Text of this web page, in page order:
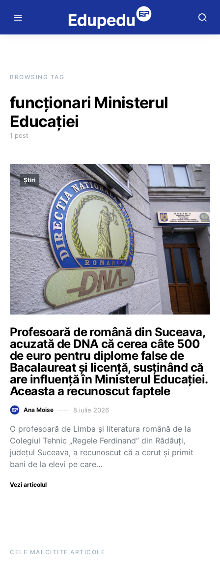
BROWSING TAG
funcționari Ministerul
Educației
1 post
Știri
Profesoară de română din Suceava,
acuzată de DNA că cerea câte 500
de euro pentru diplome false de
Bacalaureat și licență, susținând că
are influență în Ministerul Educației.
Aceasta a recunoscut faptele
Ana Moise 8 iulie 2026
O profesoară de Limba și literatura română de la
Colegiul Tehnic „Regele Ferdinand” din Rădăuți,
județul Suceava, a recunoscut că a cerut și primit
bani de la elevi pe care…
Vezi articolul
CELE MAI CITITE ARTICOLE